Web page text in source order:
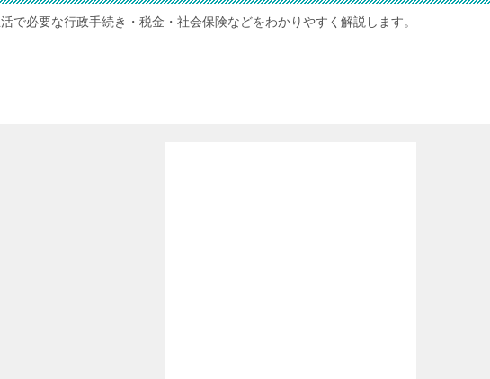
で必要な行政手続き・税金・社会保険などをわかりやすく解説します。